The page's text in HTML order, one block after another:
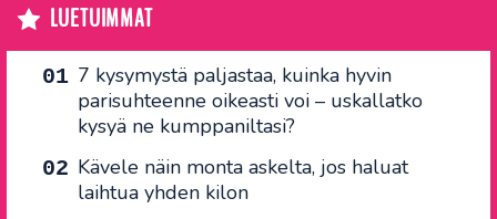
LUETUIMMAT
7 kysymystä paljastaa, kuinka hyvin
parisuhteenne oikeasti voi – uskallatko
kysyä ne kumppaniltasi?
Kävele näin monta askelta, jos haluat
laihtua yhden kilon